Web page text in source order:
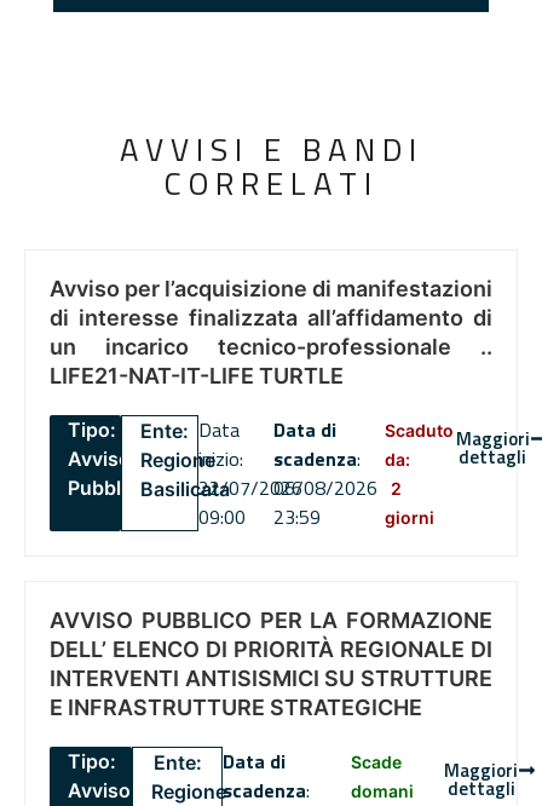
AVVISI E BANDI
CORRELATI
Avviso per l’acquisizione di manifestazioni
di interesse finalizzata all’affidamento di
un incarico tecnico-professionale ..
LIFE21-NAT-IT-LIFE TURTLE
Tipo:
Avviso
Pubblico
Ente:
Regione
Basilicata
Data
inizio:
22/07/2026
09:00
Data di
scadenza:
06/08/2026
23:59
Scaduto
da:
2
giorni
Maggiori
dettagli
AVVISO PUBBLICO PER LA FORMAZIONE
DELL’ ELENCO DI PRIORITÀ REGIONALE DI
INTERVENTI ANTISISMICI SU STRUTTURE
E INFRASTRUTTURE STRATEGICHE
Tipo:
Avviso
Ente:
Regione
Data di
scadenza:
Scade
domani
Maggiori
dettagli